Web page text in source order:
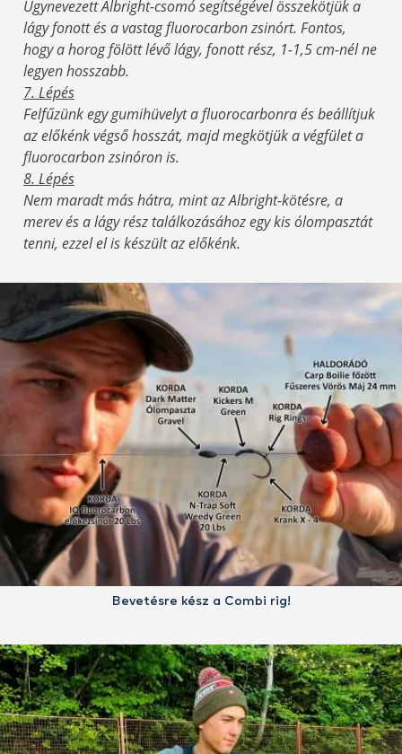
Úgynevezett Albright-csomó segítségével összekötjük a
lágy fonott és a vastag fluorocarbon zsinórt. Fontos,
hogy a horog fölött lévő lágy, fonott rész, 1-1,5 cm-nél ne
legyen hosszabb.
7. Lépés
Felfűzünk egy gumihüvelyt a fluorocarbonra és beállítjuk
az előkénk végső hosszát, majd megkötjük a végfület a
fluorocarbon zsinóron is.
8. Lépés
Nem maradt más hátra, mint az Albright-kötésre, a
merev és a lágy rész találkozásához egy kis ólompasztát
tenni, ezzel el is készült az előkénk.
Bevetésre kész a Combi rig!